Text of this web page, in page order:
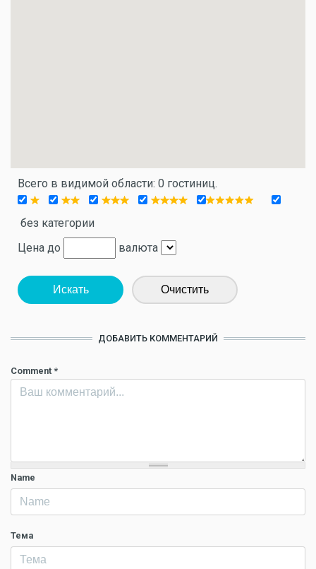
Всего в видимой области: 0 гостиниц.
без категории
Цена до
валюта
Искать Очистить
ДОБАВИТЬ КОММЕНТАРИЙ
Comment *
Name
Тема